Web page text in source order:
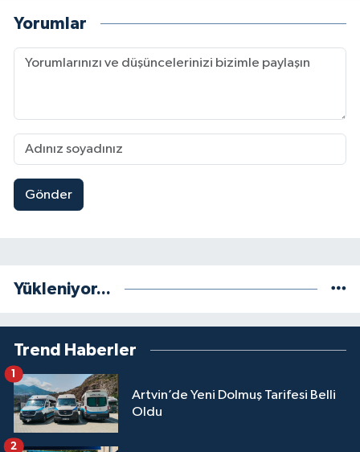
Yorumlar
Gönder
Yükleniyor...
Trend Haberler
Artvin’de Yeni Dolmuş Tarifesi Belli
Oldu
1
2